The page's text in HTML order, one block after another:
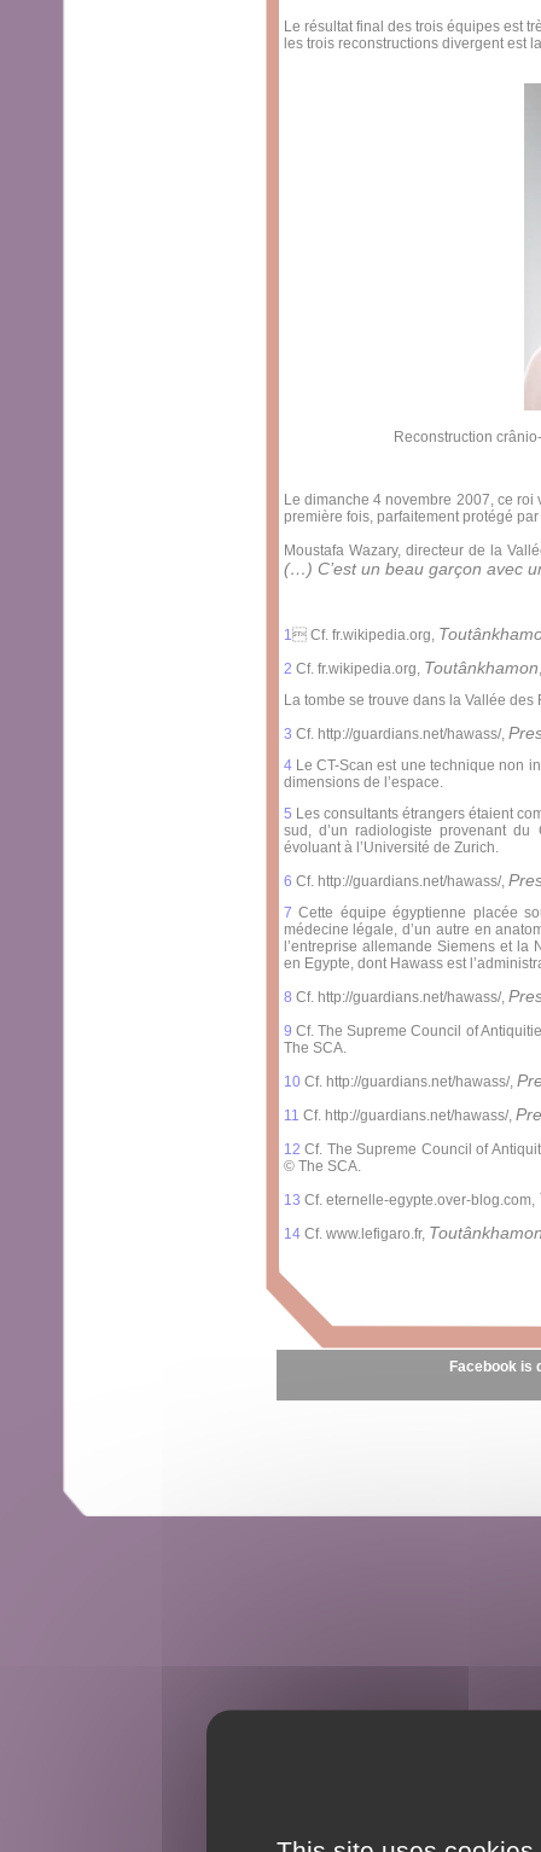
Le résultat final des trois équipes est
les trois reconstructions divergent est
Reconstruction
Le dimanche 4 novembre 2007, ce
première fois, parfaitement protégé
Moustafa Wazary, directeur de la
(…) C’est un beau garçon avec
1  Cf. fr.wikipedia.org,
2 Cf. fr.wikipedia.org, Toutânkhamon
La tombe se trouve dans la Vallée des
3 Cf. http://guardians.net/hawass/,
4Le CT-Scan est une technique non
dimensions de l’espace.
5 Les consultants étrangers étaient
sud, d’un radiologiste provenant
évoluant à l’Université de Zurich.
6 Cf. http://guardians.net/hawass/,
7 Cette équipe égyptienne placée
médecine légale, d’un autre en
l’entreprise allemande Siemens et la
en Egypte, dont Hawass est
8 Cf. http://guardians.net/hawass/,
9 Cf. The Supreme Council of
The SCA.
10Cf. http://guardians.net/hawass/,
11 Cf. http://guardians.net/hawass/,
12 Cf. The Supreme Council of
© The SCA.
13 Cf. eternelle-egypte.over-blog.com,
14Cf. www.lefigaro.fr,
Facebook is